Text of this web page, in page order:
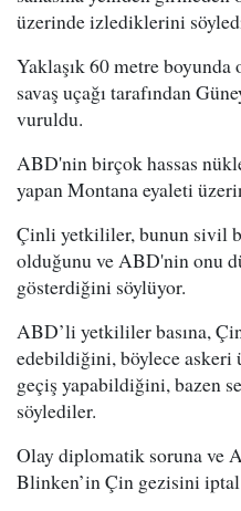
üzerinde izlediklerini
Yaklaşık 60 metre
savaş uçağı tarafından
vuruldu.
ABD'nin birçok hassas
yapan Montana eyaleti
Çinli yetkililer, bunun sivil
olduğunu ve ABD'nin onu
gösterdiğini söylüyor.
ABD’li yetkililer basına,
edebildiğini, böylece
geçiş yapabildiğini, bazen
söylediler.
Olay diplomatik soruna ve
Blinken’in Çin gezisini iptal